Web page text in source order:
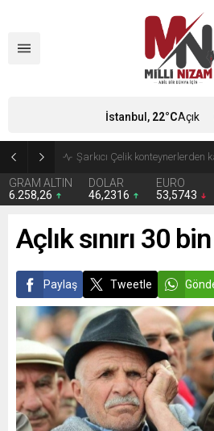
İran 2 ülkeyi birden vurdu
GRAM ALTIN
6.258,26
DOLAR
46,2316
EURO
53,5743
İstanbul, 22°CAçık
Açlık sınırı 30
Paylaş Tweetle